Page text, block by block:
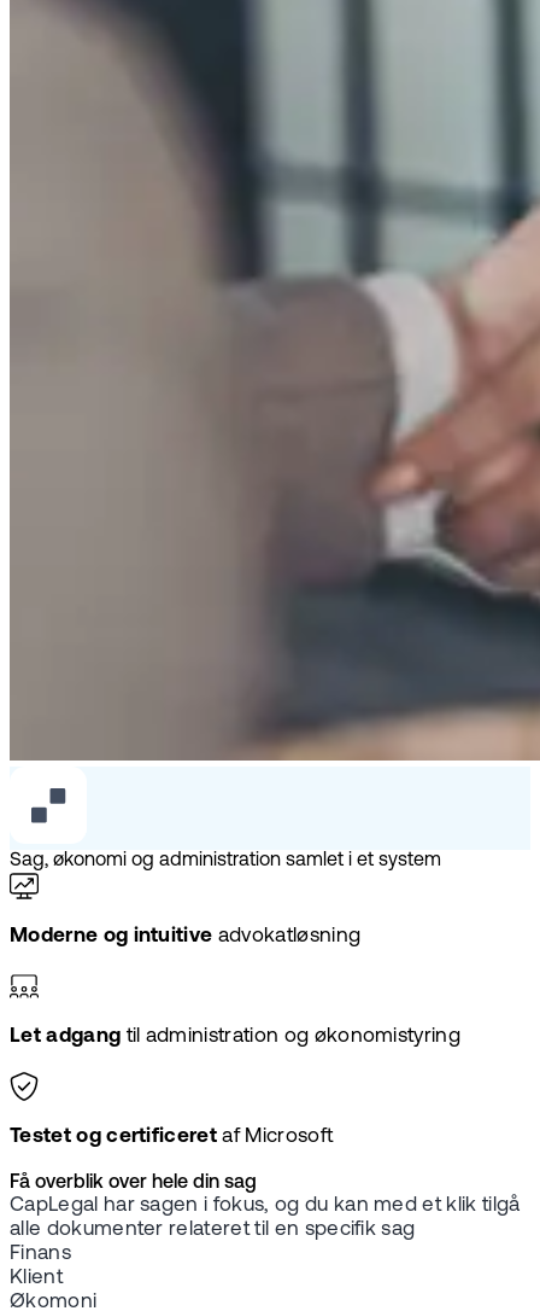
Sag, økonomi og administration samlet i et system
Moderne og intuitive advokatløsning
Let adgang til administration og økonomistyring
Testet og certificeretaf Microsoft
Få overblik over hele din sag
CapLegal har sagen i fokus, og du kan med et klik tilgå
alle dokumenter relateret til en specifik sag
Finans
Klient
Økomoni